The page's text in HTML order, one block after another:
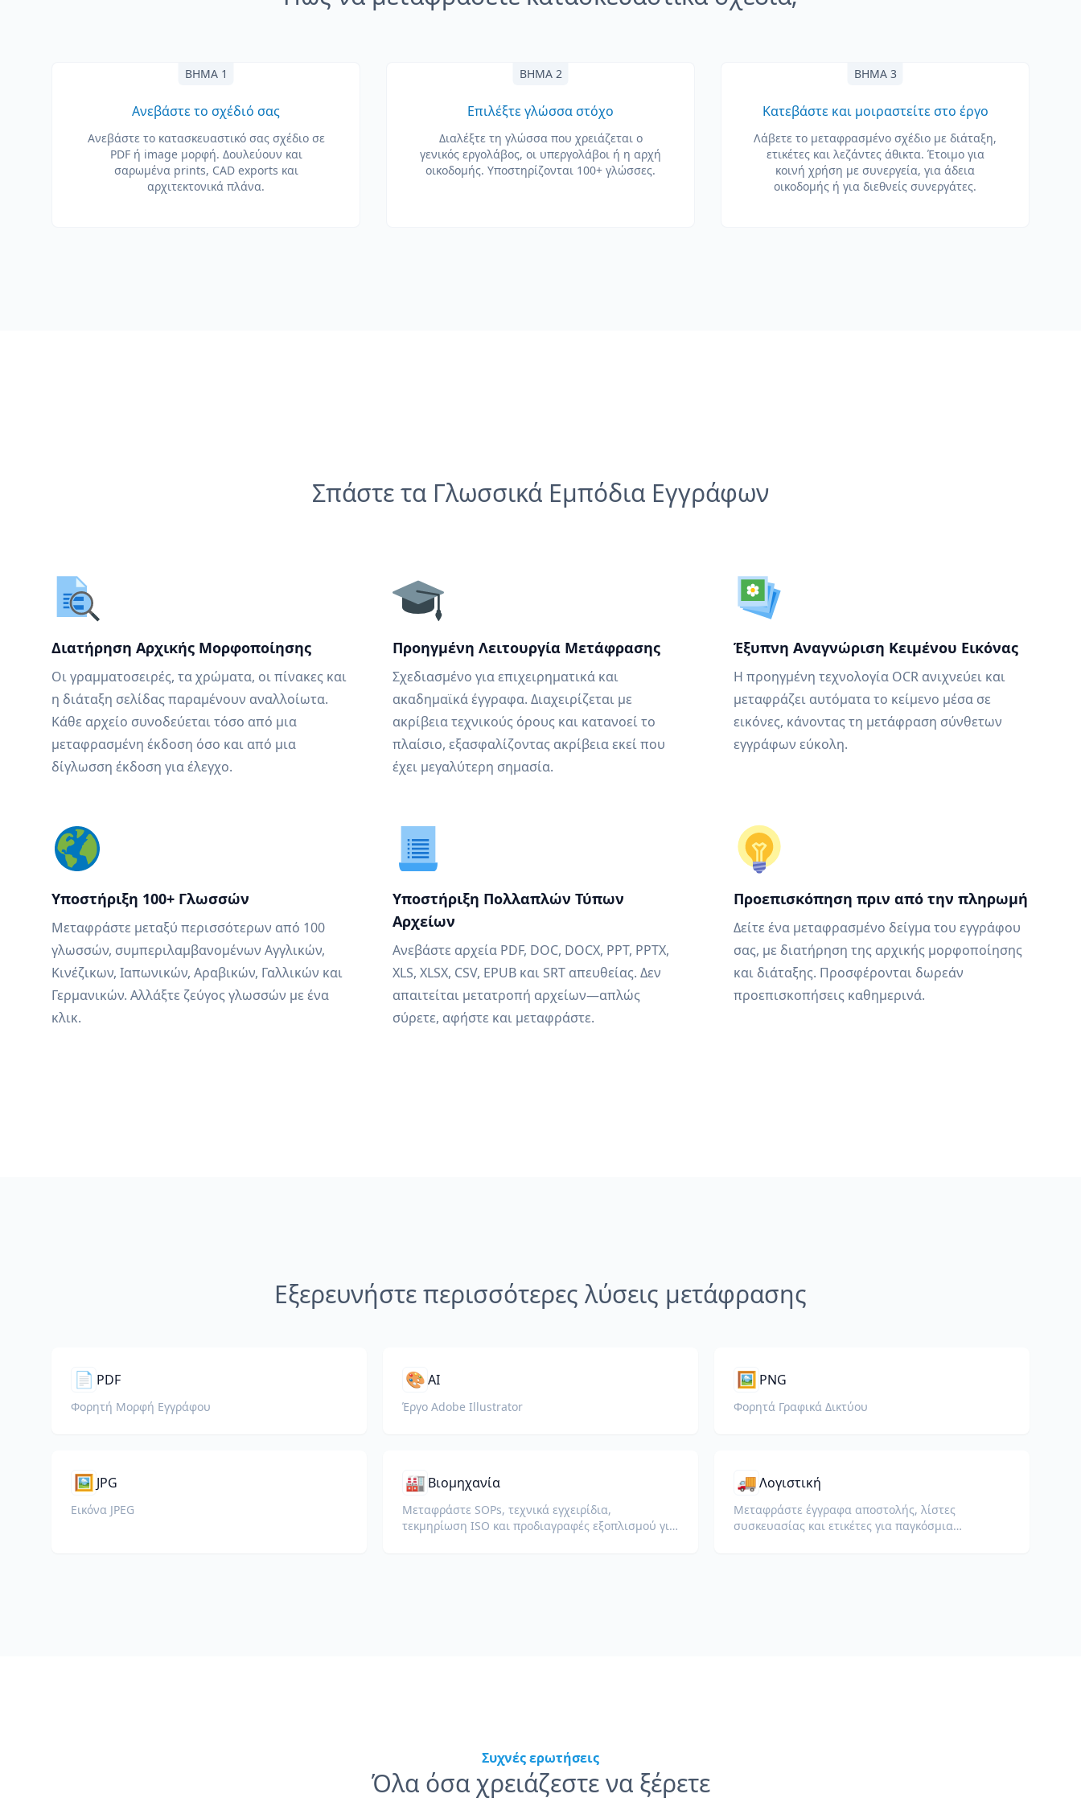
ΒΉΜΑ 1
Ανεβάστε το σχέδιό σας
Ανεβάστε το κατασκευαστικό σας σχέδιο σε
PDF ή image μορφή. Δουλεύουν και
σαρωμένα prints, CAD exports και
αρχιτεκτονικά πλάνα.
ΒΉΜΑ 2
Επιλέξτε γλώσσα στόχο
Διαλέξτε τη γλώσσα που χρειάζεται ο
γενικός εργολάβος, οι υπεργολάβοι ή η αρχή
οικοδομής. Υποστηρίζονται 100+ γλώσσες.
ΒΉΜΑ 3
Κατεβάστε και μοιραστείτε στο έργο
Λάβετε το μεταφρασμένο σχέδιο με διάταξη,
ετικέτες και λεζάντες άθικτα. Έτοιμο για
κοινή χρήση με συνεργεία, για άδεια
οικοδομής ή για διεθνείς συνεργάτες.
Σπάστε τα Γλωσσικά Εμπόδια Εγγράφων
Διατήρηση Αρχικής Μορφοποίησης
Οι γραμματοσειρές, τα χρώματα, οι πίνακες και
η διάταξη σελίδας παραμένουν αναλλοίωτα.
Κάθε αρχείο συνοδεύεται τόσο από μια
μεταφρασμένη έκδοση όσο και από μια
δίγλωσση έκδοση για έλεγχο.
Προηγμένη Λειτουργία Μετάφρασης
Σχεδιασμένο για επιχειρηματικά και
ακαδημαϊκά έγγραφα. Διαχειρίζεται με
ακρίβεια τεχνικούς όρους και κατανοεί το
πλαίσιο, εξασφαλίζοντας ακρίβεια εκεί που
έχει μεγαλύτερη σημασία.
Έξυπνη Αναγνώριση Κειμένου Εικόνας
Η προηγμένη τεχνολογία OCR ανιχνεύει και
μεταφράζει αυτόματα το κείμενο μέσα σε
εικόνες, κάνοντας τη μετάφραση σύνθετων
εγγράφων εύκολη.
Υποστήριξη 100+ Γλωσσών
Μεταφράστε μεταξύ περισσότερων από 100
γλωσσών, συμπεριλαμβανομένων Αγγλικών,
Κινέζικων, Ιαπωνικών, Αραβικών, Γαλλικών και
Γερμανικών. Αλλάξτε ζεύγος γλωσσών με ένα
κλικ.
Υποστήριξη Πολλαπλών Τύπων
Αρχείων
Ανεβάστε αρχεία PDF, DOC, DOCX, PPT, PPTX,
XLS, XLSX, CSV, EPUB και SRT απευθείας. Δεν
απαιτείται μετατροπή αρχείων—απλώς
σύρετε, αφήστε και μεταφράστε.
Προεπισκόπηση πριν από την πληρωμή
Δείτε ένα μεταφρασμένο δείγμα του εγγράφου
σας, με διατήρηση της αρχικής μορφοποίησης
και διάταξης. Προσφέρονται δωρεάν
προεπισκοπήσεις καθημερινά.
Εξερευνήστε περισσότερες λύσεις μετάφρασης
📄 PDF
Φορητή Μορφή Εγγράφου
🎨AI
Έργο Adobe Illustrator
🖼️ PNG
Φορητά Γραφικά Δικτύου
🖼️ JPG
Εικόνα JPEG
🏭 Βιομηχανία
Μεταφράστε SOPs, τεχνικά εγχειρίδια,
τεκμηρίωση ISO και προδιαγραφές εξοπλισμού για
🚚Λογιστική
Μεταφράστε έγγραφα αποστολής, λίστες
συσκευασίας και ετικέτες για παγκόσμια
Συχνές ερωτήσεις
Όλα όσα χρειάζεστε να ξέρετε